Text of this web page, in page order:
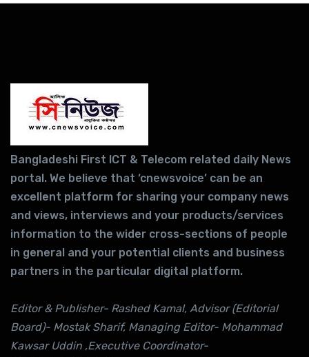
Bangladeshi First ICT & Telecom related daily News
portal. We believe that ‘cnewsvoice’ can be an
excellent platform for sharing your company news
and views, interviews and your products/services
information to the wider cross-sections of people
in general and your potential clients and business
partners in the particular digital platform.
Editor & Publisher- Rashed Kamal, Advisor (Editorial
Board)- Mostak Sharif, Managing Editor- Mohammad
Kawsar Uddin ,Executive Coordinator-